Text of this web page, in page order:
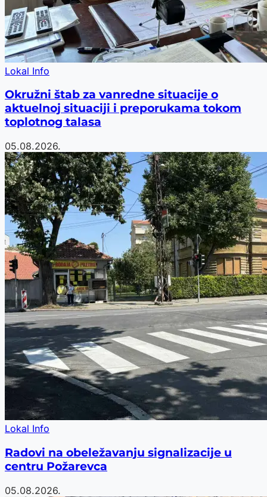
Lokal Info
Okružni štab za vanredne situacije o
aktuelnoj situaciji i preporukama tokom
toplotnog talasa
05.08.2026.
Lokal Info
Radovi na obeležavanju signalizacije u
centru Požarevca
05.08.2026.